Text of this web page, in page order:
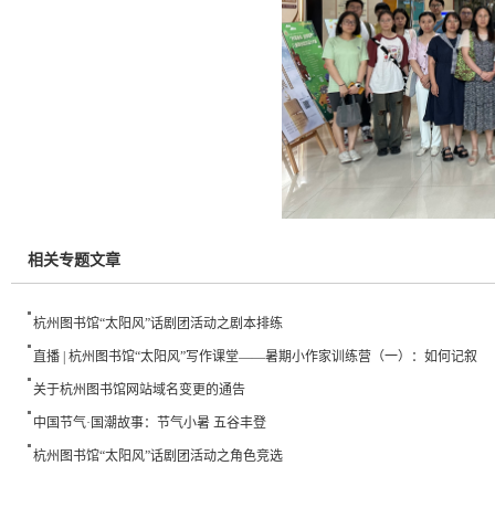
相关专题文章
杭州图书馆“太阳风”话剧团活动之剧本排练
直播 | 杭州图书馆“太阳风”写作课堂——暑期小作家训练营（一）：如何记叙
关于杭州图书馆网站域名变更的通告
中国节气·国潮故事：节气小暑 五谷丰登
杭州图书馆“太阳风”话剧团活动之角色竞选